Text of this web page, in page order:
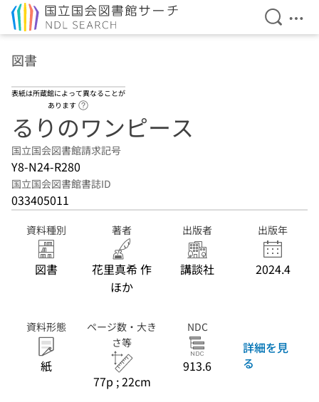
検索を
メ
図書
表紙は所蔵館によって異なることが
あります
るりのワンピース
国立国会図書館請求記号
Y8-N24-R280
国立国会図書館書誌ID
033405011
資料種別
図書
著者
花里真希 作
ほか
出版者
講談社
出版年
2024.4
資料形態
紙
ページ数・大き
さ等
77p ; 22cm
NDC
913.6
詳細を見
る